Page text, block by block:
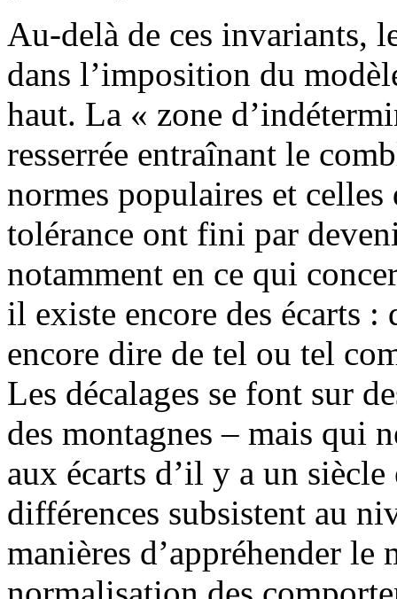
Au-delà de ces invariants,
dans l’imposition du
haut. La « zone
resserrée entraînant le
normes populaires et
tolérance ont fini par
notamment en ce qui
il existe encore des écarts :
encore dire de tel ou tel
Les décalages se font sur
des montagnes – mais qui
aux écarts d’il y a un
différences subsistent au
manières d’appréhender